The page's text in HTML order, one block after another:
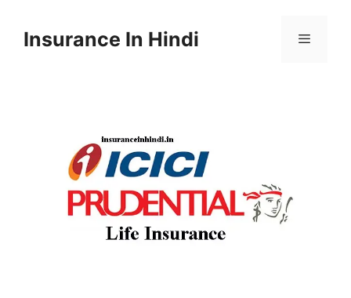
contentInsurance In Hindi